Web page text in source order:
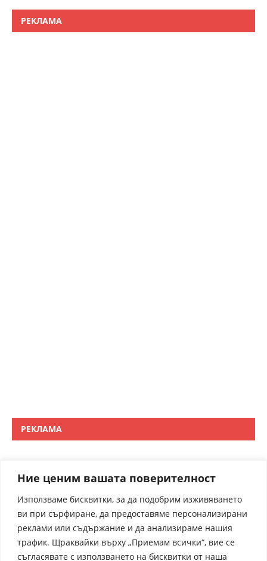
Ние ценим вашата поверителност
Използваме бисквитки, за да подобрим изживяването
ви при сърфиране, да предоставяме персонализирани
реклами или съдържание и да анализираме нашия
трафик. Щраквайки върху „Приемам всички“, вие се
съгласявате с използването на бисквитки от наша
РЕКЛАМА
РЕКЛАМА